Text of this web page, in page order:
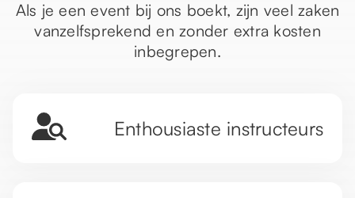
Als je een event bij ons boekt, zijn veel zaken
vanzelfsprekend en zonder extra kosten
inbegrepen.
Enthousiaste instructeurs